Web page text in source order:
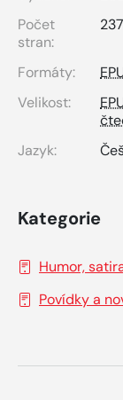
Počet
stran:
237
Formáty:
Velikost:
Jazyk:
Kategorie
Humor,
Povídky a